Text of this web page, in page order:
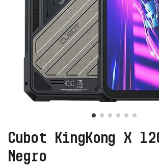
Cubot KingKong X
Negro